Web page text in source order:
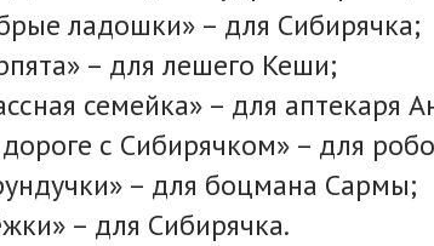
ладошки» – для Сибирячка;
– для лешего Кеши;
семейка» – для аптекаря
с Сибирячком» – для
– для боцмана Сармы;
– для Сибирячка.